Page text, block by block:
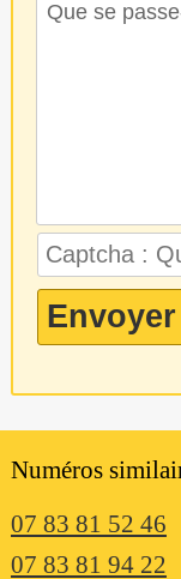
Numéros
07 83 81 52 46
07 83 81 94 22